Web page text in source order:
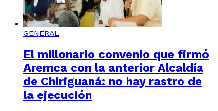
GENERAL
El millonario convenio que firmó
Aremca con la anterior Alcaldía
de Chiriguaná: no hay rastro de
la ejecución